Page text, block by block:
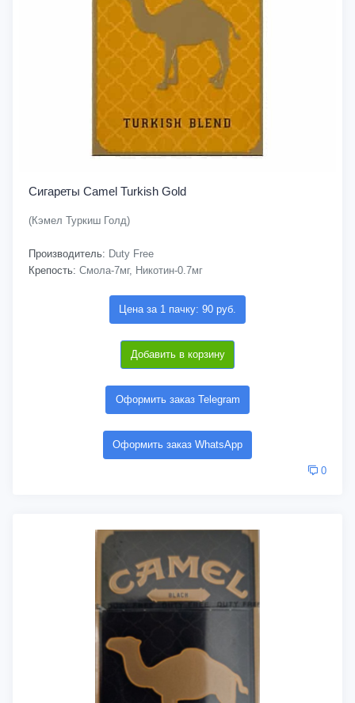
Сигареты Camel Turkish Gold
(Кэмел Туркиш Голд)
Производитель: Duty Free
Крепость: Смола-7мг, Никотин-0.7мг
Цена за 1 пачку: 90 руб.
Добавить в корзину
Оформить заказ Telegram
Оформить заказ WhatsApp
0